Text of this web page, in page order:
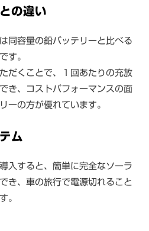
の違い
同容量の鉛バッテリーと比べる
す。
だくことで、１回あたりの充放
き、コストパフォーマンスの面
ーの方が優れています。
ム
入すると、簡単に完全なソーラ
き、車の旅行で電源切れること
。